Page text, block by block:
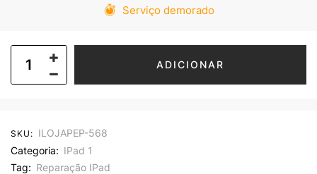
Serviço demorado
ADICIONAR
SKU: ILOJAPEP-568
Categoria: IPad 1
Tag: Reparação IPad